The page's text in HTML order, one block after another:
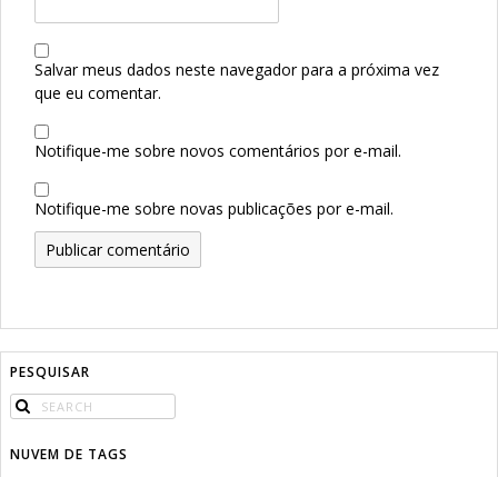
Salvar meus dados neste navegador para a próxima vez
que eu comentar.
Notifique-me sobre novos comentários por e-mail.
Notifique-me sobre novas publicações por e-mail.
PESQUISAR
NUVEM DE TAGS